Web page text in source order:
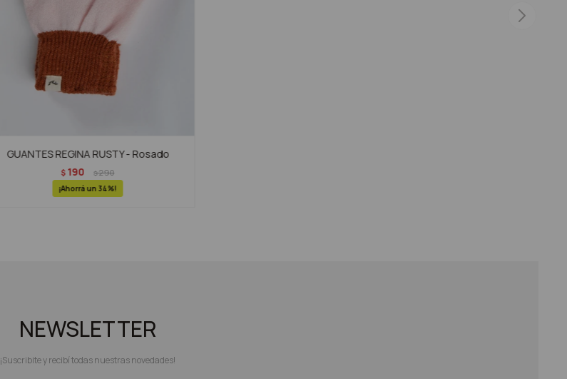
GUANTES REGINA RUSTY - Rosado
$ 190 $290
34
NEWSLETTER
¡Suscribite y recibí todas nuestras novedades!